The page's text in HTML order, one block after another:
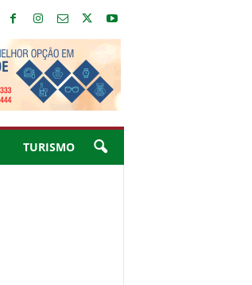
TURISMO